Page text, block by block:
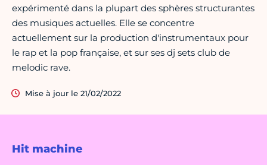
Hit machine
expérimenté dans la plupart des sphères structurantes
des musiques actuelles. Elle se concentre
actuellement sur la production d'instrumentaux pour
le rap et la pop française, et sur ses dj sets club de
melodic rave.
Mise à jour le 21/02/2022